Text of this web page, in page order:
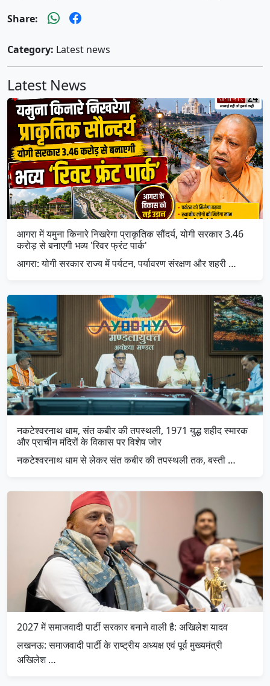
Share:
Category: Latest news
Latest News
आगरा में यमुना किनारे निखरेगा प्राकृतिक सौंदर्य, योगी सरकार 3.46
करोड़ से बनाएगी भव्य 'रिवर फ्रंट पार्क'
आगरा: योगी सरकार राज्य में पर्यटन, पर्यावरण संरक्षण और शहरी …
नकटेश्वरनाथ धाम, संत कबीर की तपस्थली, 1971 युद्ध शहीद स्मारक
और प्राचीन मंदिरों के विकास पर विशेष जोर
नकटेश्वरनाथ धाम से लेकर संत कबीर की तपस्थली तक, बस्ती …
2027 में समाजवादी पार्टी सरकार बनाने वाली है: अखिलेश यादव
लखनऊ: समाजवादी पार्टी के राष्ट्रीय अध्यक्ष एवं पूर्व मुख्यमंत्री
अखिलेश …